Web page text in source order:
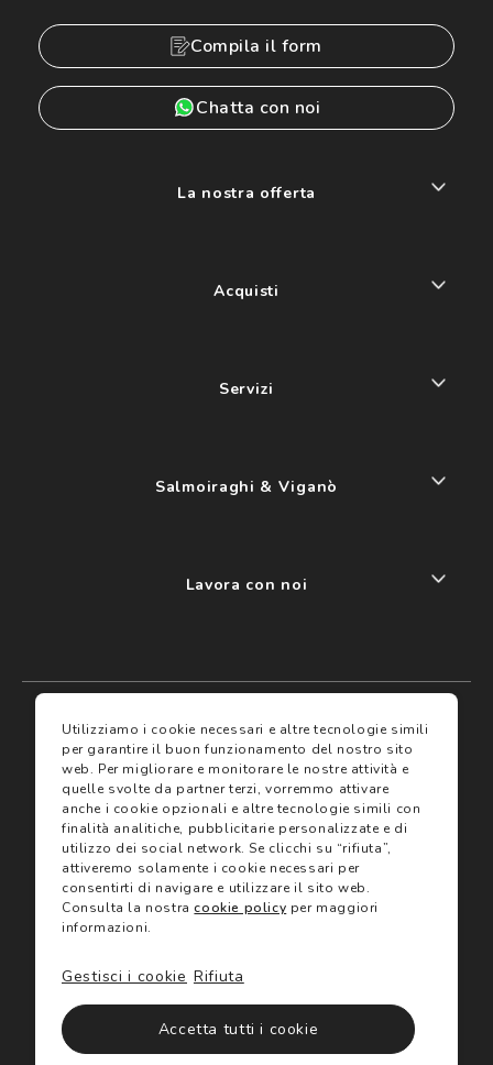
I miei preferiti
Assicurazioni
Servizi
Trova negozio
Gift Card
Compila il form
Chatta con noi
La nostra offerta
Acquisti
Servizi
Salmoiraghi & Viganò
Lavora con noi
Termini e condizioni
Termini di vendita
Avvertenze e informazioni di sicurezza sui prodotti
Informativa sulla Privacy
Utilizzo dei cookie
Utilizziamo i cookie necessari e altre tecnologie simili
per garantire il buon funzionamento del nostro sito
web. Per migliorare e monitorare le nostre attività e
quelle svolte da partner terzi, vorremmo attivare
anche i cookie opzionali e altre tecnologie simili con
finalità analitiche, pubblicitarie personalizzate e di
utilizzo dei social network. Se clicchi su “rifiuta”,
attiveremo solamente i cookie necessari per
consentirti di navigare e utilizzare il sito web.
Consulta la nostracookie policy per maggiori
informazioni.
Accetta tutti i cookie
Rifiuta
Gestisci i cookie